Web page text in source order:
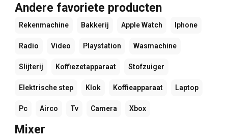
Andere favoriete producten
Rekenmachine Bakkerij Apple Watch Iphone
Radio Video Playstation Wasmachine
Slijterij Koffiezetapparaat Stofzuiger
Elektrische step Klok Koffieapparaat Laptop
Pc Airco Tv Camera Xbox
Mixer